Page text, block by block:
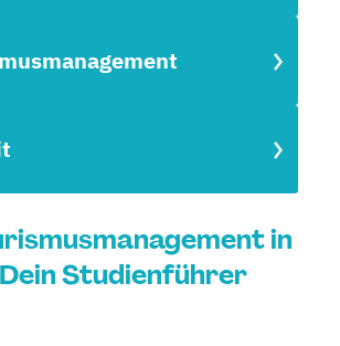
in
Studienführer